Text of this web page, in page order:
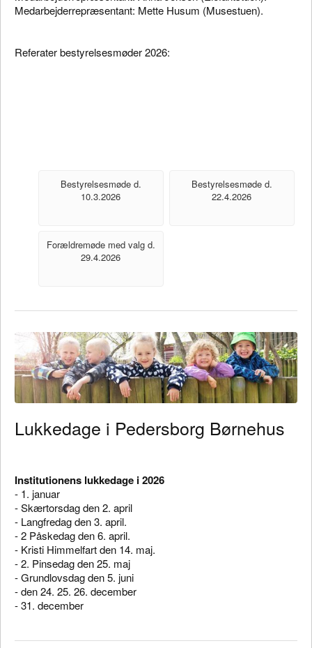
Medarbejderrepræsentant: Mette Husum (Musestuen).
Referater bestyrelsesmøder 2026:
Bestyrelsesmøde d.
10.3.2026
Bestyrelsesmøde d.
22.4.2026
Forældremøde med valg d.
29.4.2026
Lukkedage i Pedersborg Børnehus
Institutionens lukkedage i 2026
- 1. januar
- Skærtorsdag den 2. april
- Langfredag den 3. april.
- 2 Påskedag den 6. april.
- Kristi Himmelfart den 14. maj.
- 2. Pinsedag den 25. maj
- Grundlovsdag den 5. juni
- den 24. 25. 26. december
- 31. december